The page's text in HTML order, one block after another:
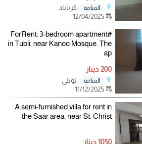
المنامة
، كرباباد
#ForRent: 3-bedroom apartment
in Tubli, near Kanoo Mosque. The
ap
200 دينار
المنامة
، توبلي
A semi-furnished villa for rent in
the Saar area, near St. Christ
1050 دينار